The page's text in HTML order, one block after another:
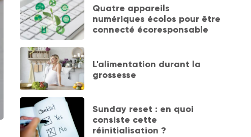
Quatre appareils
numériques écolos pour être
connecté écoresponsable
L'alimentation durant la
grossesse
Sunday reset : en quoi
consiste cette
réinitialisation ?